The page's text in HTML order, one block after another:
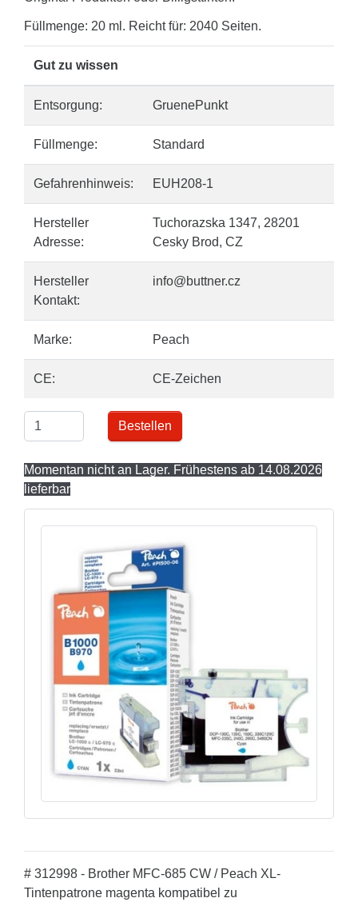
Füllmenge: 20 ml. Reicht für: 2040 Seiten.
Gut zu wissen
Entsorgung: GruenePunkt
Füllmenge: Standard
Gefahrenhinweis: EUH208-1
Hersteller
Adresse:
Tuchorazska 1347, 28201
Cesky Brod, CZ
Hersteller
Kontakt:
info@buttner.cz
Marke: Peach
CE: CE-Zeichen
Bestellen
Momentan nicht an Lager. Frühestens ab 14.08.2026
lieferbar
# 312998 - Brother MFC-685 CW / Peach XL-
Tintenpatrone magenta kompatibel zu